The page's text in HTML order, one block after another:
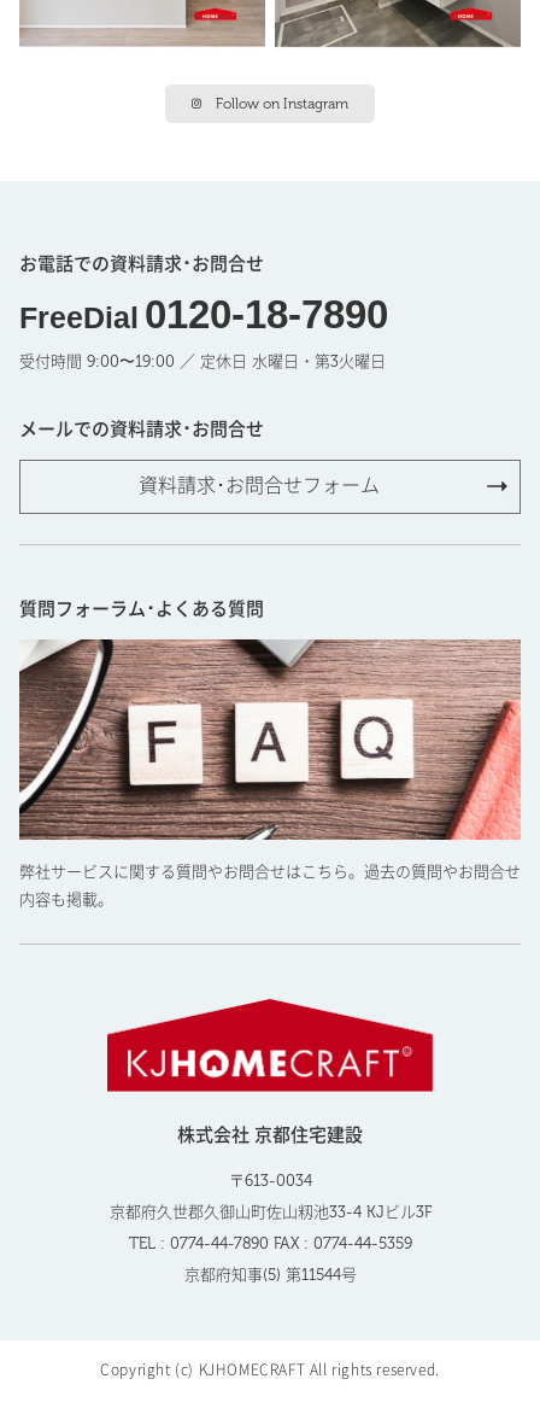
Follow on Instagram
お電話での資料請求･お問合せ
FreeDial 0120-18-7890
受付時間 9:00〜19:00 ／ 定休日 水曜日・第3火曜日
メールでの資料請求･お問合せ
資料請求･お問合せフォーム
質問フォーラム･よくある質問
弊社サービスに関する質問やお問合せはこちら。過去の質問やお問合せ
内容も掲載。
株式会社 京都住宅建設
〒613-0034
京都府久世郡久御山町佐山籾池33-4 KJビル3F
TEL : 0774-44-7890 FAX : 0774-44-5359
京都府知事(5) 第11544号
Copyright (c) KJHOMECRAFT All rights reserved.